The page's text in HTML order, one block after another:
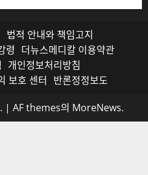
법적 안내와 책임고지
령 더뉴스메디칼 이용약관
개인정보처리방침
보호 센터 반론정정보도
| AF themes의 MoreNews.